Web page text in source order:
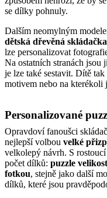
se dílky pohnuly.
Dalším neomylným
dětská dřevěná skládačka
lze personalizovat
Na ostatních stranách jsou
je lze také sestavit. Dítě
motivem nebo na kterékoli
Personalizované
Opravdoví fanoušci
nejlepší volbou velké
velkolepý návrh. S
počet dílků: puzzle
fotkou, stejně jako další
dílků, které jsou